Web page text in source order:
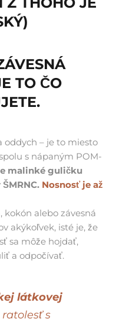
TO ČO
oddych – je to miesto
s nápaným POM-
malinké guličku
. Nosnosť je až
kokón alebo závesná
akýkoľvek, isté je, že
sa môže hojdať,
a odpočívať.
látkovej
s